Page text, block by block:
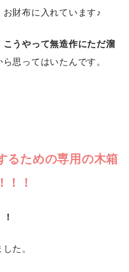
財布に入れています♪
うやって無造作にただ溜
思ってはいたんです。
るための専用の木箱
！！
た。